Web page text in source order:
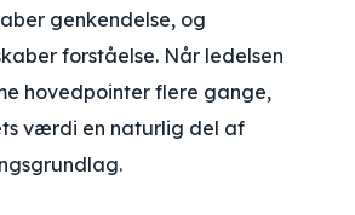
genkendelse, og
forståelse. Når ledelsen
hovedpointer flere gange,
værdi en naturlig del af